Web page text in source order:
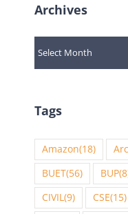
Archives
Archives
Tags
Amazon(18)
BUET(56) BUP
CIVIL(9) CSE(15)